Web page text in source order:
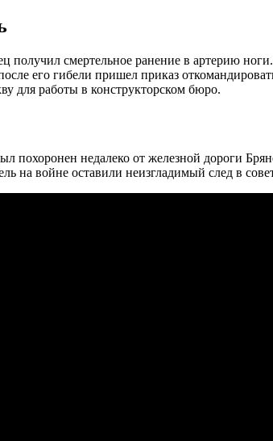
получил смертельное ранение в артерию
его гибели пришел приказ
для работы в конструкторском бюро.
похоронен недалеко от железной дороги
на войне оставили неизгладимый след в